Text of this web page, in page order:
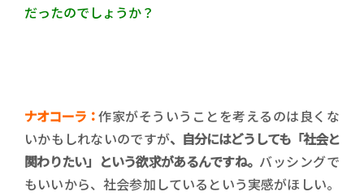
だったのでしょうか？
ナオコーラ：作家がそういうことを考えるのは良くな
いかもしれないのですが、自分にはどうしても「社会と
関わりたい」という欲求があるんですね。 バッシングで
もいいから、社会参加しているという実感がほしい。